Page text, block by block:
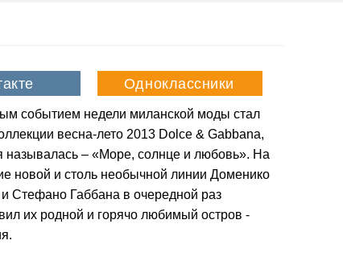
событием недели миланской моды стал
весна-лето 2013 Dolce & Gabbana,
называлась – «Море, солнце и любовь». На
новой и столь необычной линии Доменико
Стефано Габбана в очередной раз
их родной и горячо любимый остров -